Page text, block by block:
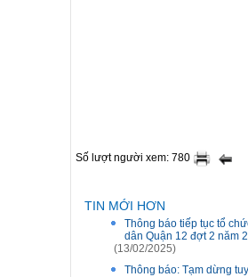
Số lượt người xem: 780
TIN MỚI HƠN
Thông báo tiếp tục tổ
dân Quận 12 đợt 2 năm
(13/02/2025)
Thông báo: Tạm dừng